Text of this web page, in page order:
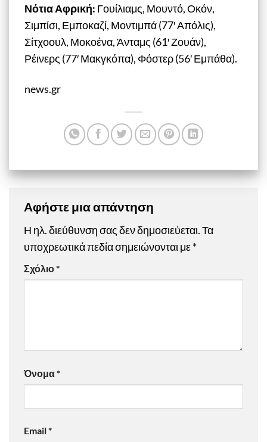
Νότια Αφρική: Γουίλιαμς, Μουντό, Οκόν,
Σιμπίσι, Εμποκαζί, Μοντιμπά (77′ Απόλις),
Σίτχοουλ, Μοκοένα, Άνταμς (61′ Ζουάν),
Ρέινερς (77′ Μακγκόπα), Φόστερ (56′ Εμπάθα).
news.gr
Αφήστε μια απάντηση
Η ηλ. διεύθυνση σας δεν δημοσιεύεται.Τα
υποχρεωτικά πεδία σημειώνονται με*
Σχόλιο*
Όνομα*
Email*